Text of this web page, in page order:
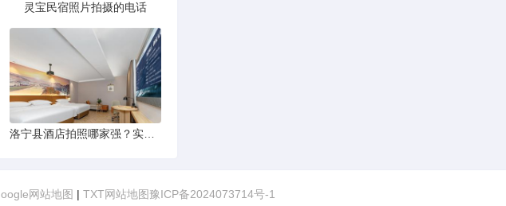
灵宝民宿照片拍摄的电话
网站地图 | TXT网站地图豫ICP备2024073714号-1